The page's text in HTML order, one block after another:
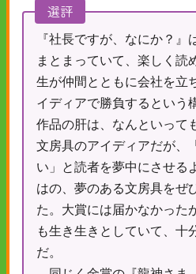
選評
『社長ですが、なにか？』
まとまっていて、楽しく読
生が仲間とともに会社を立
イディアで勝負するという
作品の肝は、なんといって
文房具のアイディアだが、
い」と読者を夢中にさせる
はの、夢のある文房具をぜ
た。大賞には届かなかった
も生き生きとしていて、十
だ。